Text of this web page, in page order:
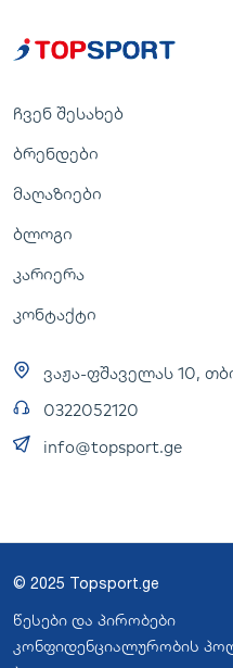
ჩვენ შესახებ
ბრენდები
მაღაზიები
ბლოგი
კარიერა
კონტაქტი
ვაჟა-ფშაველას 10,
0322052120
info@topsport.ge
© 2025 Topsport.ge
წესები და პირობები
კონფიდენციალურობის